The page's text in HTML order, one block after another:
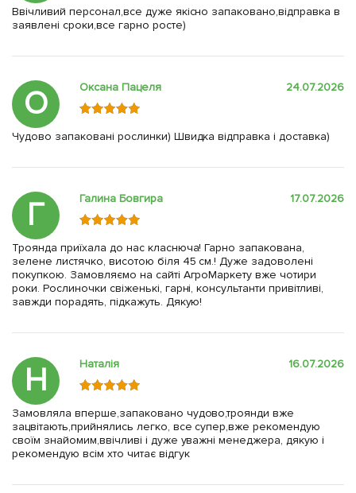
Ввічливий персонал,все дуже якісно запаковано,відправка в
заявлені сроки,все гарно росте)
О Оксана Пацеля 24.07.2026
Чудово запаковані рослинки) Швидка відправка і доставка)
Г Галина Бовгира 17.07.2026
Троянда приїхала до нас класнюча! Гарно запакована,
зелене листячко, висотою біля 45 см.! Дуже задоволені
покупкою. Замовляємо на сайті АгроМаркету вже чотири
роки. Рослиночки свіженькі, гарні, консультанти привітливі,
завжди порадять, підкажуть. Дякую!
Н Наталія 16.07.2026
Замовляла вперше,запаковано чудово,троянди вже
зацвітають,прийнялись легко, все супер,вже рекомендую
своїм знайомим,ввічливі і дуже уважні менеджера, дякую і
рекомендую всім хто читає відгук